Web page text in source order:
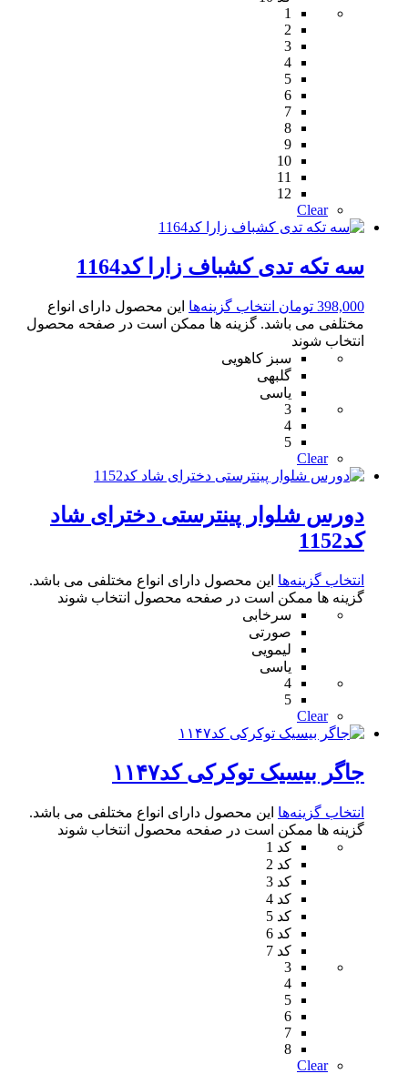
1
2
3
4
5
6
7
8
9
10
11
12
Clear
سه تکه تدی کشباف زارا کد1164
398,000 تومان انتخاب گزینه‌ها این محصول دارای انواع
مختلفی می باشد. گزینه ها ممکن است در صفحه محصول
انتخاب شوند
سبز کاهویی
گلبهی
یاسی
3
4
5
Clear
دورس شلوار پینترستی دخترای شاد
کد1152
انتخاب گزینه‌ها این محصول دارای انواع مختلفی می باشد.
گزینه ها ممکن است در صفحه محصول انتخاب شوند
سرخابی
صورتی
لیمویی
یاسی
4
5
Clear
جاگر بیسیک توکرکی کد۱۱۴۷
انتخاب گزینه‌ها این محصول دارای انواع مختلفی می باشد.
گزینه ها ممکن است در صفحه محصول انتخاب شوند
کد 1
کد 2
کد 3
کد 4
کد 5
کد 6
کد 7
3
4
5
6
7
8
Clear